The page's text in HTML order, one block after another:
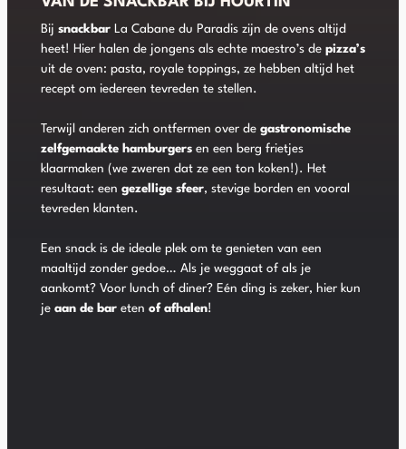
Bij snackbarLa Cabane du Paradis zijn de ovens altijd
heet! Hier halen de jongens als echte maestro’s de pizza’s
uit de oven: pasta, royale toppings, ze hebben altijd het
recept om iedereen tevreden te stellen.
Terwijl anderen zich ontfermen over de gastronomische
zelfgemaakte hamburgersen een berg frietjes
klaarmaken (we zweren dat ze een ton koken!). Het
resultaat: een gezellige sfeer, stevige borden en vooral
tevreden klanten.
Een snack is de ideale plek om te genieten van een
maaltijd zonder gedoe… Als je weggaat of als je
aankomt? Voor lunch of diner? Eén ding is zeker, hier kun
je aan de bareten of afhalen!